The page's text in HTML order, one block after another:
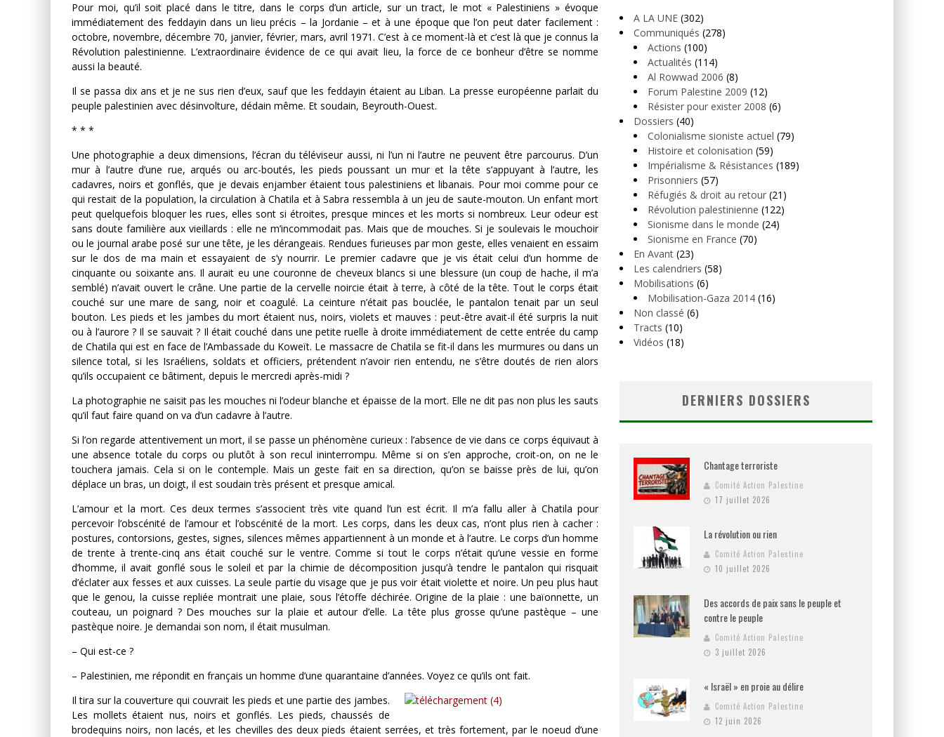
Pour moi, qu’il soit placé dans le titre, dans le corps d’un article, sur un tract, le mot « Palestiniens » évoque
immédiatement des feddayin dans un lieu précis – la Jordanie – et à une époque que l’on peut dater facilement :
octobre, novembre, décembre 70, janvier, février, mars, avril 1971. C’est à ce moment-là et c’est là que je connus la
Révolution palestinienne. L’extraordinaire évidence de ce qui avait lieu, la force de ce bonheur d’être se nomme
aussi la beauté.
Il se passa dix ans et je ne sus rien d’eux, sauf que les feddayin étaient au Liban. La presse européenne parlait du
peuple palestinien avec désinvolture, dédain même. Et soudain, Beyrouth-Ouest.
* * *
Une photographie a deux dimensions, l’écran du téléviseur aussi, ni l’un ni l’autre ne peuvent être parcourus. D’un
mur à l’autre d’une rue, arqués ou arc-boutés, les pieds poussant un mur et la tête s’appuyant à l’autre, les
cadavres, noirs et gonflés, que je devais enjamber étaient tous palestiniens et libanais. Pour moi comme pour ce
qui restait de la population, la circulation à Chatila et à Sabra ressembla à un jeu de saute-mouton. Un enfant mort
peut quelquefois bloquer les rues, elles sont si étroites, presque minces et les morts si nombreux. Leur odeur est
sans doute familière aux vieillards : elle ne m’incommodait pas. Mais que de mouches. Si je soulevais le mouchoir
ou le journal arabe posé sur une tête, je les dérangeais. Rendues furieuses par mon geste, elles venaient en essaim
sur le dos de ma main et essayaient de s’y nourrir. Le premier cadavre que je vis était celui d’un homme de
cinquante ou soixante ans. Il aurait eu une couronne de cheveux blancs si une blessure (un coup de hache, il m’a
semblé) n’avait ouvert le crâne. Une partie de la cervelle noircie était à terre, à côté de la tête. Tout le corps était
couché sur une mare de sang, noir et coagulé. La ceinture n’était pas bouclée, le pantalon tenait par un seul
bouton. Les pieds et les jambes du mort étaient nus, noirs, violets et mauves : peut-être avait-il été surpris la nuit
ou à l’aurore ? Il se sauvait ? Il était couché dans une petite ruelle à droite immédiatement de cette entrée du camp
de Chatila qui est en face de l’Ambassade du Koweït. Le massacre de Chatila se fit-il dans les murmures ou dans un
silence total, si les Israéliens, soldats et officiers, prétendent n’avoir rien entendu, ne s’être doutés de rien alors
qu’ils occupaient ce bâtiment, depuis le mercredi après-midi ?
La photographie ne saisit pas les mouches ni l’odeur blanche et épaisse de la mort. Elle ne dit pas non plus les sauts
qu’il faut faire quand on va d’un cadavre à l’autre.
Si l’on regarde attentivement un mort, il se passe un phénomène curieux : l’absence de vie dans ce corps équivaut à
une absence totale du corps ou plutôt à son recul ininterrompu. Même si on s’en approche, croit-on, on ne le
touchera jamais. Cela si on le contemple. Mais un geste fait en sa direction, qu’on se baisse près de lui, qu’on
déplace un bras, un doigt, il est soudain très présent et presque amical.
L’amour et la mort. Ces deux termes s’associent très vite quand l’un est écrit. Il m’a fallu aller à Chatila pour
percevoir l’obscénité de l’amour et l’obscénité de la mort. Les corps, dans les deux cas, n’ont plus rien à cacher :
postures, contorsions, gestes, signes, silences mêmes appartiennent à un monde et à l’autre. Le corps d’un homme
de trente à trente-cinq ans était couché sur le ventre. Comme si tout le corps n’était qu’une vessie en forme
d’homme, il avait gonflé sous le soleil et par la chimie de décomposition jusqu’à tendre le pantalon qui risquait
d’éclater aux fesses et aux cuisses. La seule partie du visage que je pus voir était violette et noire. Un peu plus haut
que le genou, la cuisse repliée montrait une plaie, sous l’étoffe déchirée. Origine de la plaie : une baïonnette, un
couteau, un poignard ? Des mouches sur la plaie et autour d’elle. La tête plus grosse qu’une pastèque – une
pastèque noire. Je demandai son nom, il était musulman.
– Qui est-ce ?
– Palestinien, me répondit en français un homme d’une quarantaine d’années. Voyez ce qu’ils ont fait.
Il tira sur la couverture qui couvrait les pieds et une partie des jambes.
Les mollets étaient nus, noirs et gonflés. Les pieds, chaussés de
brodequins noirs, non lacés, et les chevilles des deux pieds étaient serrées, et très fortement, par le noeud d’une
A LA UNE (302)
Communiqués (278)
Actions (100)
Actualités (114)
Al Rowwad 2006 (8)
Forum Palestine 2009 (12)
Résister pour exister 2008 (6)
Dossiers (40)
Colonialisme sioniste actuel (79)
Histoire et colonisation (59)
Impérialisme & Résistances (189)
Prisonniers (57)
Réfugiés & droit au retour (21)
Révolution palestinienne (122)
Sionisme dans le monde (24)
Sionisme en France (70)
En Avant (23)
Les calendriers (58)
Mobilisations (6)
Mobilisation-Gaza 2014 (16)
Non classé (6)
Tracts (10)
Vidéos (18)
DERNIERS DOSSIERS
Chantage terroriste
Comité Action Palestine
17 juillet 2026
La révolution ou rien
Comité Action Palestine
10 juillet 2026
Des accords de paix sans le peuple et
contre le peuple
Comité Action Palestine
3 juillet 2026
« Israël » en proie au délire
Comité Action Palestine
12 juin 2026